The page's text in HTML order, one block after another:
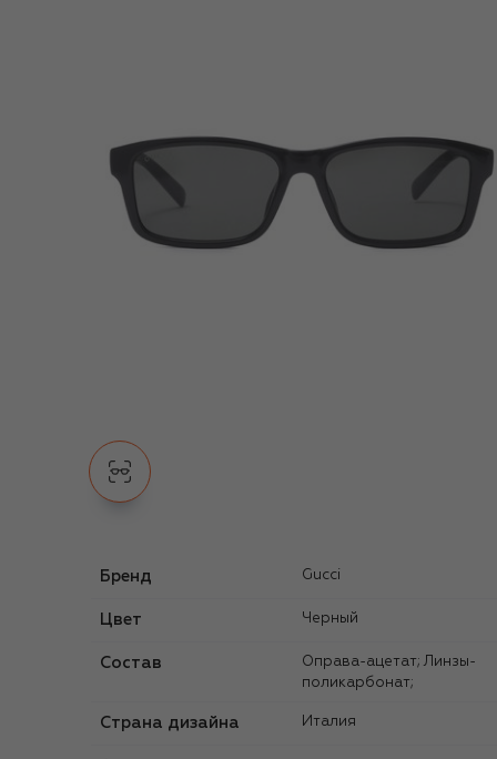
Бренд Gucci
Цвет Черный
Состав
Оправа-ацетат; Линзы-
поликарбонат;
Страна дизайна Италия